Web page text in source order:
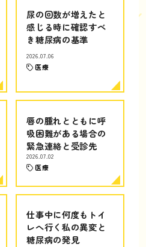
尿の回数が増えたと
感じる時に確認すべ
き糖尿病の基準
2026.07.06
医療
唇の腫れとともに呼
吸困難がある場合の
緊急連絡と受診先
2026.07.02
医療
仕事中に何度もトイ
レへ行く私の異変と
糖尿病の発見